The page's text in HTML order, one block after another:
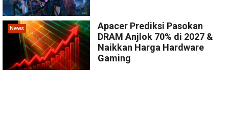
News
Apacer Prediksi Pasokan
DRAM Anjlok 70% di 2027 &
Naikkan Harga Hardware
Gaming